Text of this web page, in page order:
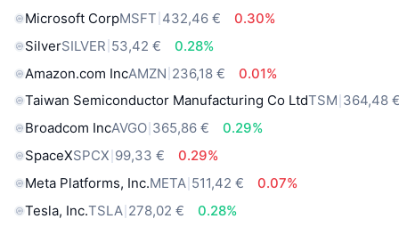
Microsoft CorpMSFT 432,46 €
0.30%
SilverSILVER 53,42 €
0.28%
Amazon.com IncAMZN 236,18 €
0.01%
Taiwan Semiconductor Manufacturing Co LtdTSM 364,48
Broadcom IncAVGO 365,86 €
0.29%
SpaceXSPCX 99,33 €
0.29%
Meta Platforms, Inc.META 511,42 €
0.07%
Tesla, Inc.TSLA 278,02 €
0.28%